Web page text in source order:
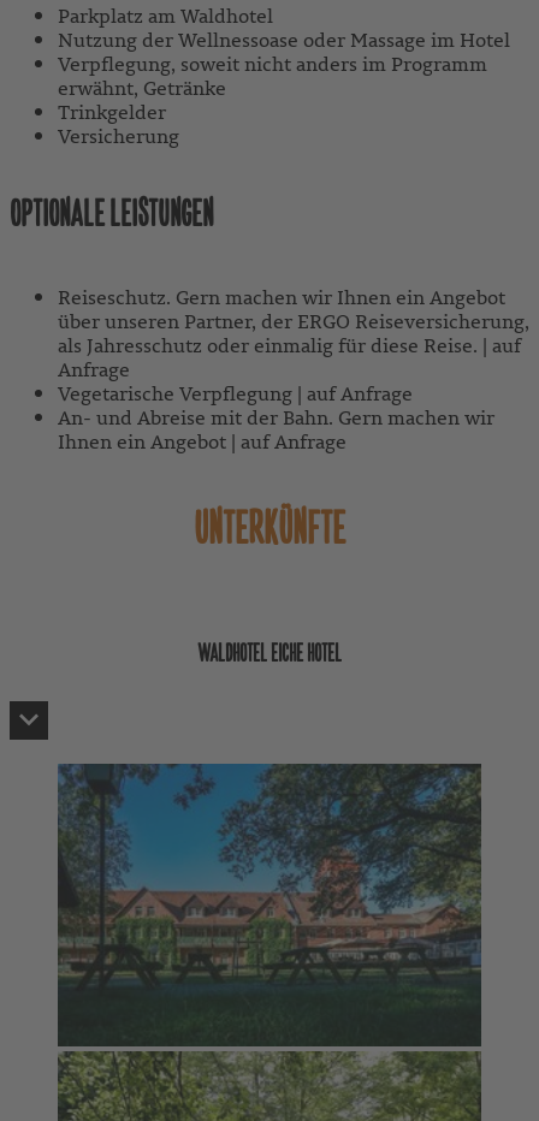
Parkplatz am Waldhotel
Nutzung der Wellnessoase oder Massage im Hotel
Verpflegung, soweit nicht anders im Programm
erwähnt, Getränke
Trinkgelder
Versicherung
OPTIONALE LEISTUNGEN
Reiseschutz. Gern machen wir Ihnen ein Angebot
über unseren Partner, der ERGO Reiseversicherung,
als Jahresschutz oder einmalig für diese Reise. | auf
Anfrage
Vegetarische Verpflegung | auf Anfrage
An- und Abreise mit der Bahn. Gern machen wir
Ihnen ein Angebot | auf Anfrage
UNTERKÜNFTE
WALDHOTEL EICHE HOTEL